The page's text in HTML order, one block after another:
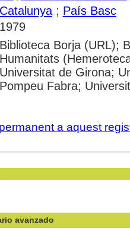
Catalunya; País Basc
1979
Biblioteca Borja (URL);
Humanitats
Universitat de Girona;
Pompeu Fabra;
a aquest
avanzado